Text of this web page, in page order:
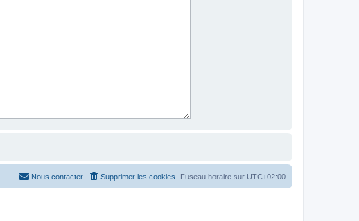
Fuseau horaire sur UTC+02:00
Supprimer les cookies
Nous contacter